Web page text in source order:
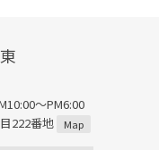
～PM6:00
222番地
Map